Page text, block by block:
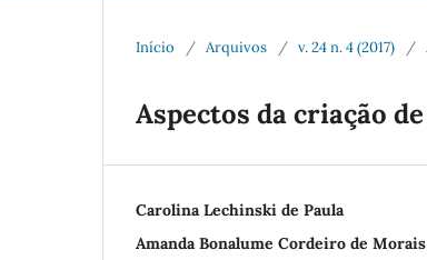
Início / Arquivos / v. 24 n. 4 (2017) /
Aspectos da criação
Carolina Lechinski de Paula
Amanda Bonalume Cordeiro de Morais